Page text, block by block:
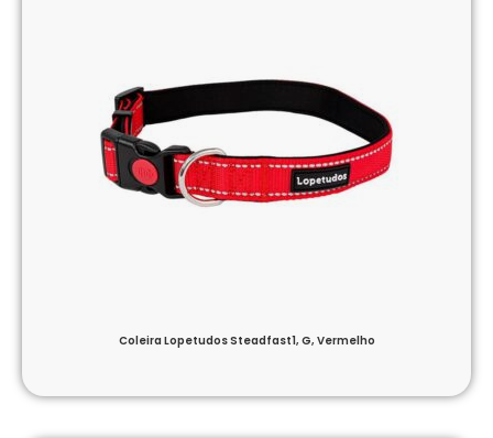
Coleira Lopetudos Steadfast1, G, Vermelho